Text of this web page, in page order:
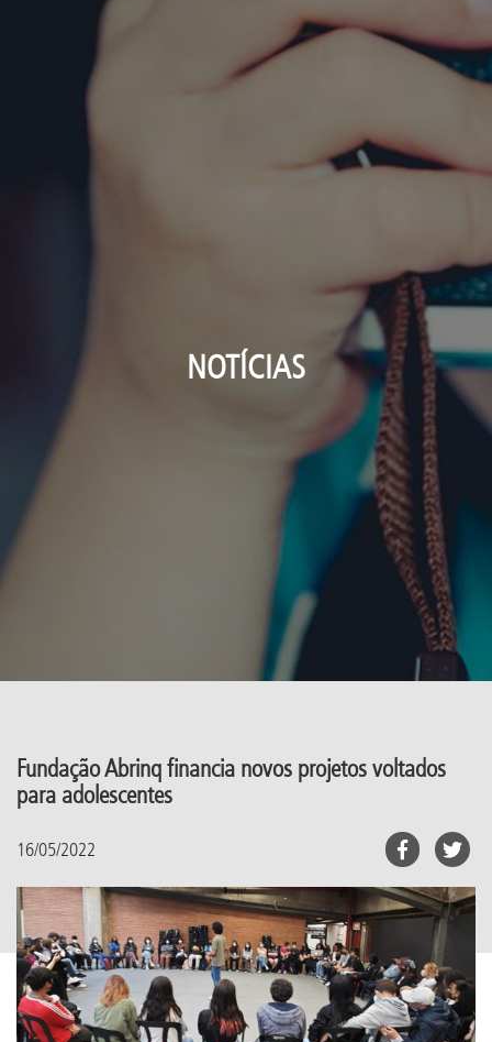
NOTÍCIAS
Fundação Abrinq financia novos projetos voltados
para adolescentes
16/05/2022